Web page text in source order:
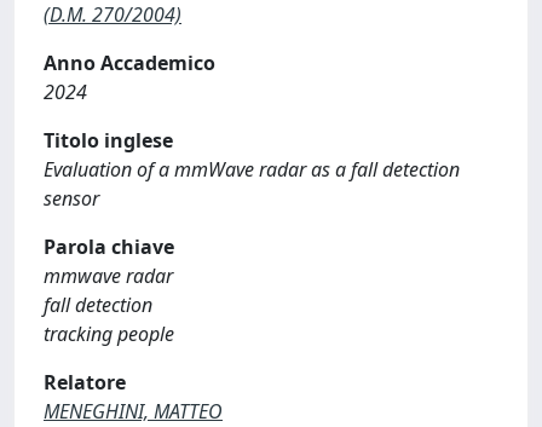
(D.M. 270/2004)
Anno Accademico
2024
Titolo inglese
Evaluation of a mmWave radar as a fall detection
sensor
Parola chiave
mmwave radar
fall detection
tracking people
Relatore
MENEGHINI, MATTEO